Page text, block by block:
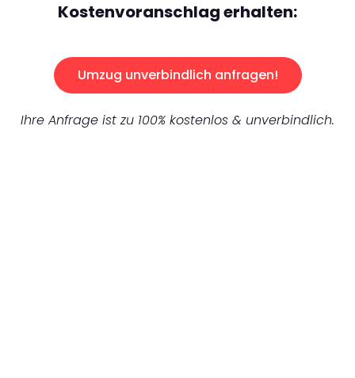
Kostenvoranschlag erhalten:
Umzug unverbindlich anfragen!
Ihre Anfrage ist zu 100% kostenlos & unverbindlich.